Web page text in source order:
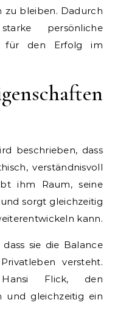
zu bleiben. Dadurch
persönliche
für den Erfolg im
beschrieben, dass
verständnisvoll
ihm Raum, seine
sorgt gleichzeitig
kann.
sie die Balance
versteht.
Flick, den
und gleichzeitig ein